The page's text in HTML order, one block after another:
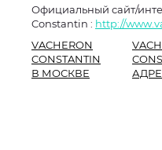
Официальный сайт/
Constantin : http://
VACHERON
CONSTANTIN
В МОСКВЕ